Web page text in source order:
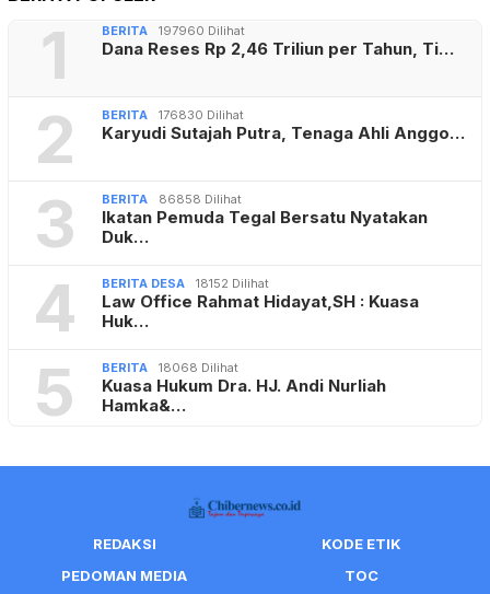
1 BERITA 197960 Dilihat
Dana Reses Rp 2,46 Triliun per Tahun, Ti…
2 BERITA 176830 Dilihat
Karyudi Sutajah Putra, Tenaga Ahli Anggo…
3 BERITA 86858 Dilihat
Ikatan Pemuda Tegal Bersatu Nyatakan
Duk…
4 BERITA DESA 18152 Dilihat
Law Office Rahmat Hidayat,SH : Kuasa
Huk…
5 BERITA 18068 Dilihat
Kuasa Hukum Dra. HJ. Andi Nurliah
Hamka&…
REDAKSI
KODE ETIK
PEDOMAN MEDIA
TOC